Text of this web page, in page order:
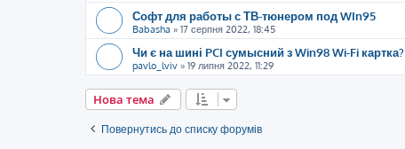
Софт для работы с ТВ-тюнером под WIn95
Babasha » 17 серпня 2022, 18:45
Чи є на шині PCI сумысний з Win98 Wi-Fi картка?
pavlo_lviv » 19 липня 2022, 11:29
Нова тема
Повернутись до списку форумів